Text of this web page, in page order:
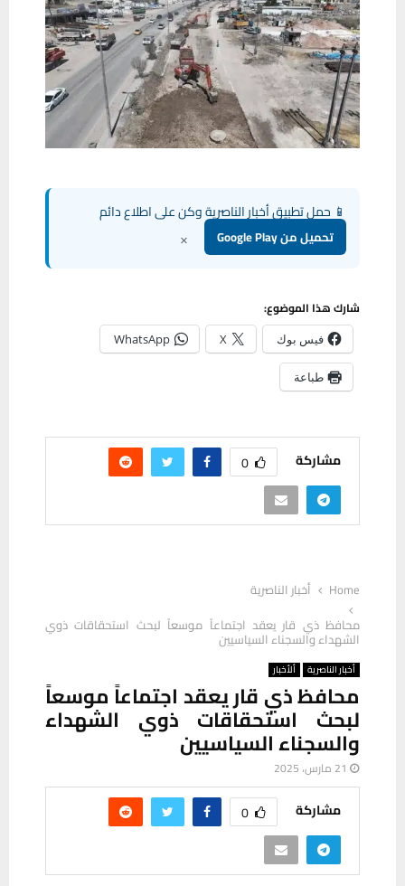
📱 حمل تطبيق أخبار الناصرية وكن على اطلاع دائم
تحميل من Google Play ×
شارك هذا الموضوع:
فيس بوك X
WhatsApp
طباعة
مشاركة 0
Home
أخبار الناصرية
محافظ ذي قار يعقد اجتماعاً موسعاً لبحث استحقاقات ذوي
الشهداء والسجناء السياسيين
أخبار الناصرية ألأخبار
محافظ ذي قار يعقد اجتماعاً موسعاً
لبحث استحقاقات ذوي الشهداء
والسجناء السياسيين
21 مارس، 2025
مشاركة 0